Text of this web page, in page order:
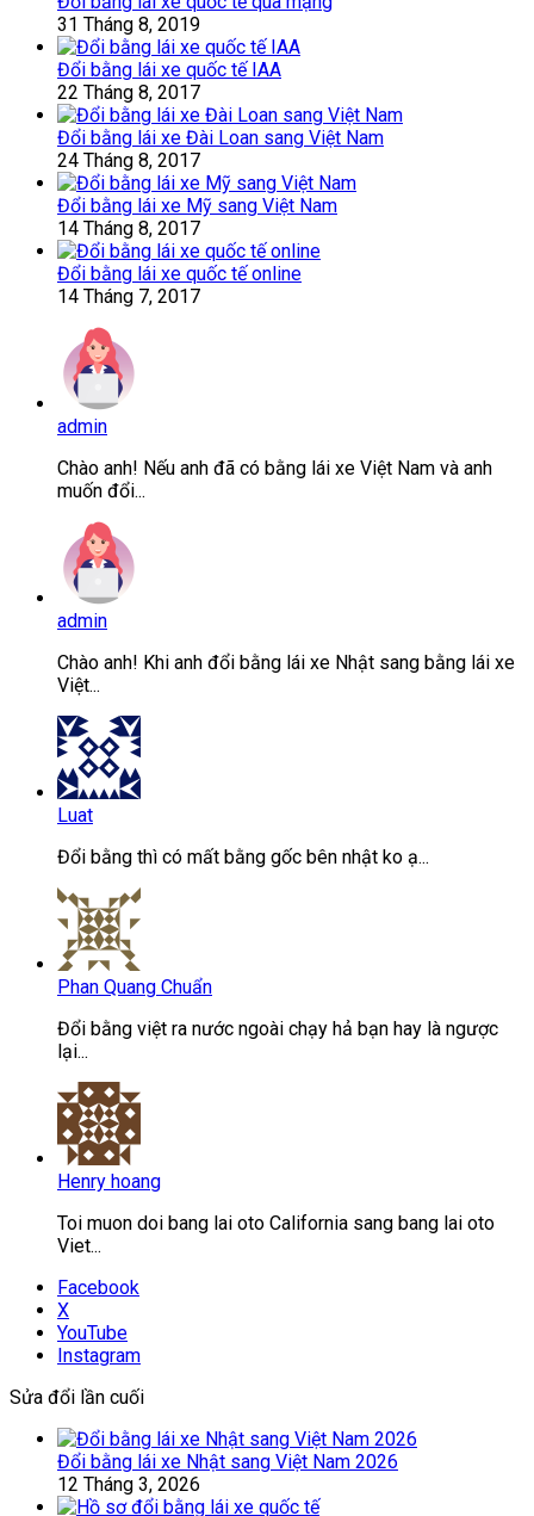
31 Tháng 8, 2019
Đổi bằng lái xe quốc tế IAA
22 Tháng 8, 2017
Đổi bằng lái xe Đài Loan sang Việt Nam
24 Tháng 8, 2017
Đổi bằng lái xe Mỹ sang Việt Nam
14 Tháng 8, 2017
Đổi bằng lái xe quốc tế online
14 Tháng 7, 2017
admin
Chào anh! Nếu anh đã có bằng lái xe Việt Nam và anh
muốn đổi...
admin
Chào anh! Khi anh đổi bằng lái xe Nhật sang bằng lái xe
Việt...
Luat
Đổi bằng thì có mất bằng gốc bên nhật ko ạ...
Phan Quang Chuẩn
Đổi bằng việt ra nước ngoài chạy hả bạn hay là ngược
lại...
Henry hoang
Toi muon doi bang lai oto California sang bang lai oto
Viet...
Facebook
X
YouTube
Instagram
Sửa đổi lần cuối
Đổi bằng lái xe Nhật sang Việt Nam 2026
12 Tháng 3, 2026